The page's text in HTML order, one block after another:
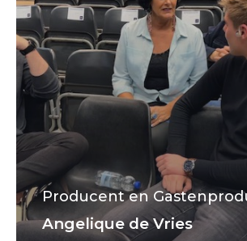
Producent en
Angelique de Vries